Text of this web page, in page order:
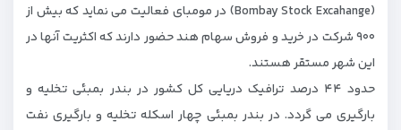
(Bombay Stock Excahange) در مومبای فعالیت می نماید كه بیش از
۹۰۰ شرکت در خرید و فروش سهام هند حضور دارند که اکثریت آنها در
اين شهر مستقر هستند.
حدود ۴۴ درصد ترافیک دریایی کل کشور در بندر بمبئی تخلیه و
بارگیری می گردد. در بندر بمبئی چهار اسکله تخلیه و بارگیری نفت